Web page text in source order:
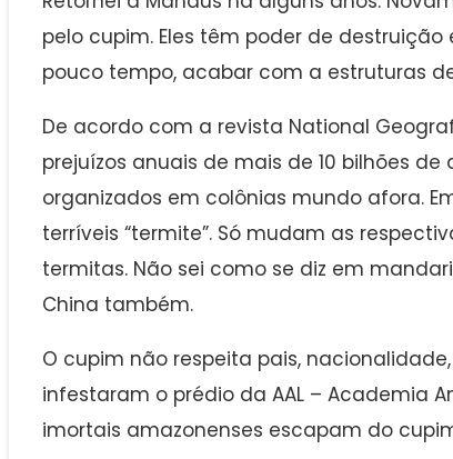
pelo cupim. Eles têm poder de
pouco tempo, acabar com a estruturas
De acordo com a revista National
prejuízos anuais de mais de 10 bilhões de
organizados em colônias mundo afora.
terríveis “termite”. Só mudam as
termitas. Não sei como se diz em
China também.
O cupim não respeita pais,
infestaram o prédio da AAL – Academia
imortais amazonenses escapam do